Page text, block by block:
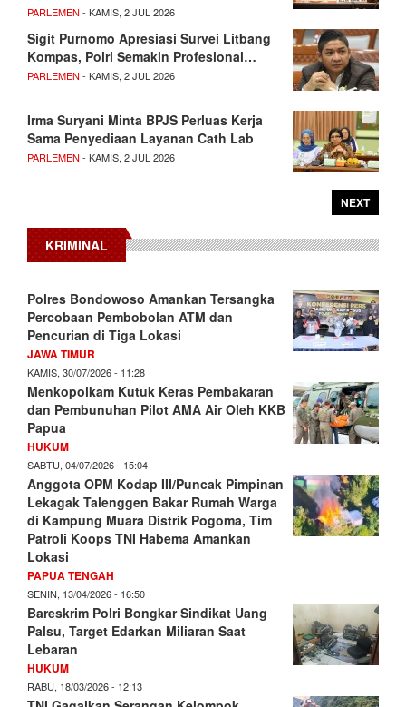
PARLEMEN - KAMIS, 2 JUL 2026
Sigit Purnomo Apresiasi Survei Litbang
Kompas, Polri Semakin Profesional…
PARLEMEN - KAMIS, 2 JUL 2026
Irma Suryani Minta BPJS Perluas Kerja
Sama Penyediaan Layanan Cath Lab
PARLEMEN - KAMIS, 2 JUL 2026
NEXT
KRIMINAL
Polres Bondowoso Amankan Tersangka
Percobaan Pembobolan ATM dan
Pencurian di Tiga Lokasi
JAWA TIMUR
KAMIS, 30/07/2026 - 11:28
Menkopolkam Kutuk Keras Pembakaran
dan Pembunuhan Pilot AMA Air Oleh KKB
Papua
HUKUM
SABTU, 04/07/2026 - 15:04
Anggota OPM Kodap III/Puncak Pimpinan
Lekagak Talenggen Bakar Rumah Warga
di Kampung Muara Distrik Pogoma, Tim
Patroli Koops TNI Habema Amankan
Lokasi
PAPUA TENGAH
SENIN, 13/04/2026 - 16:50
Bareskrim Polri Bongkar Sindikat Uang
Palsu, Target Edarkan Miliaran Saat
Lebaran
HUKUM
RABU, 18/03/2026 - 12:13